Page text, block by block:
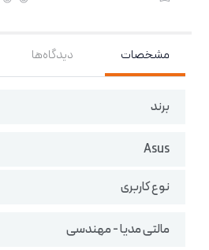
مشخصات دیدگاه‌ها
برند
Asus
نوع کاربری
مالتی مدیا - مهندسی